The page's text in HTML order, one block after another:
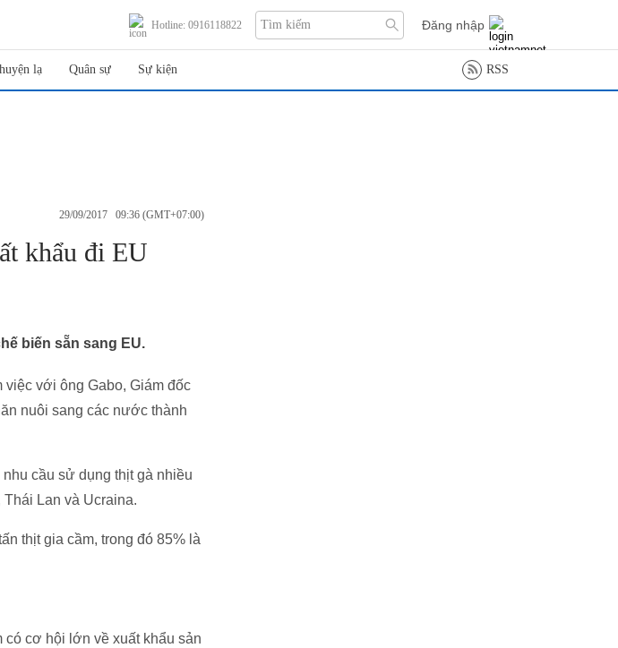
Hotline: 0916118822 Đăng nhập
lạ Quân sự Sự kiện RSS
29/09/2017 09:36 (GMT+07:00)
khẩu đi EU
biến sẵn sang EU.
với ông Gabo, Giám đốc
nuôi sang các nước thành
cầu sử dụng thịt gà nhiều
Lan và Ucraina.
thịt gia cầm, trong đó 85% là
có cơ hội lớn về xuất khẩu sản